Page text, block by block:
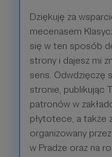
Dziękuję za
mecenasem
się w ten sposób
strony i dajesz mi
sens. Odwdzięczę
stronie, publikując
patronów w
płytotece, a także
organizowany
w Pradze oraz na